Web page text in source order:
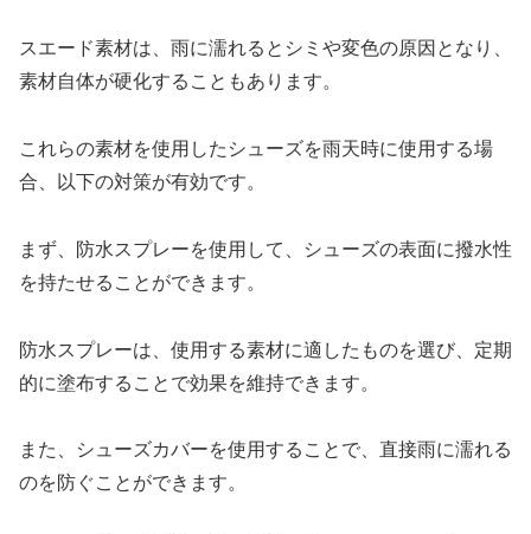
スエード素材は、雨に濡れるとシミや変色の原因となり、
素材自体が硬化することもあります。
これらの素材を使用したシューズを雨天時に使用する場
合、以下の対策が有効です。
まず、防水スプレーを使用して、シューズの表面に撥水性
を持たせることができます。
防水スプレーは、使用する素材に適したものを選び、定期
的に塗布することで効果を維持できます。
また、シューズカバーを使用することで、直接雨に濡れる
のを防ぐことができます。